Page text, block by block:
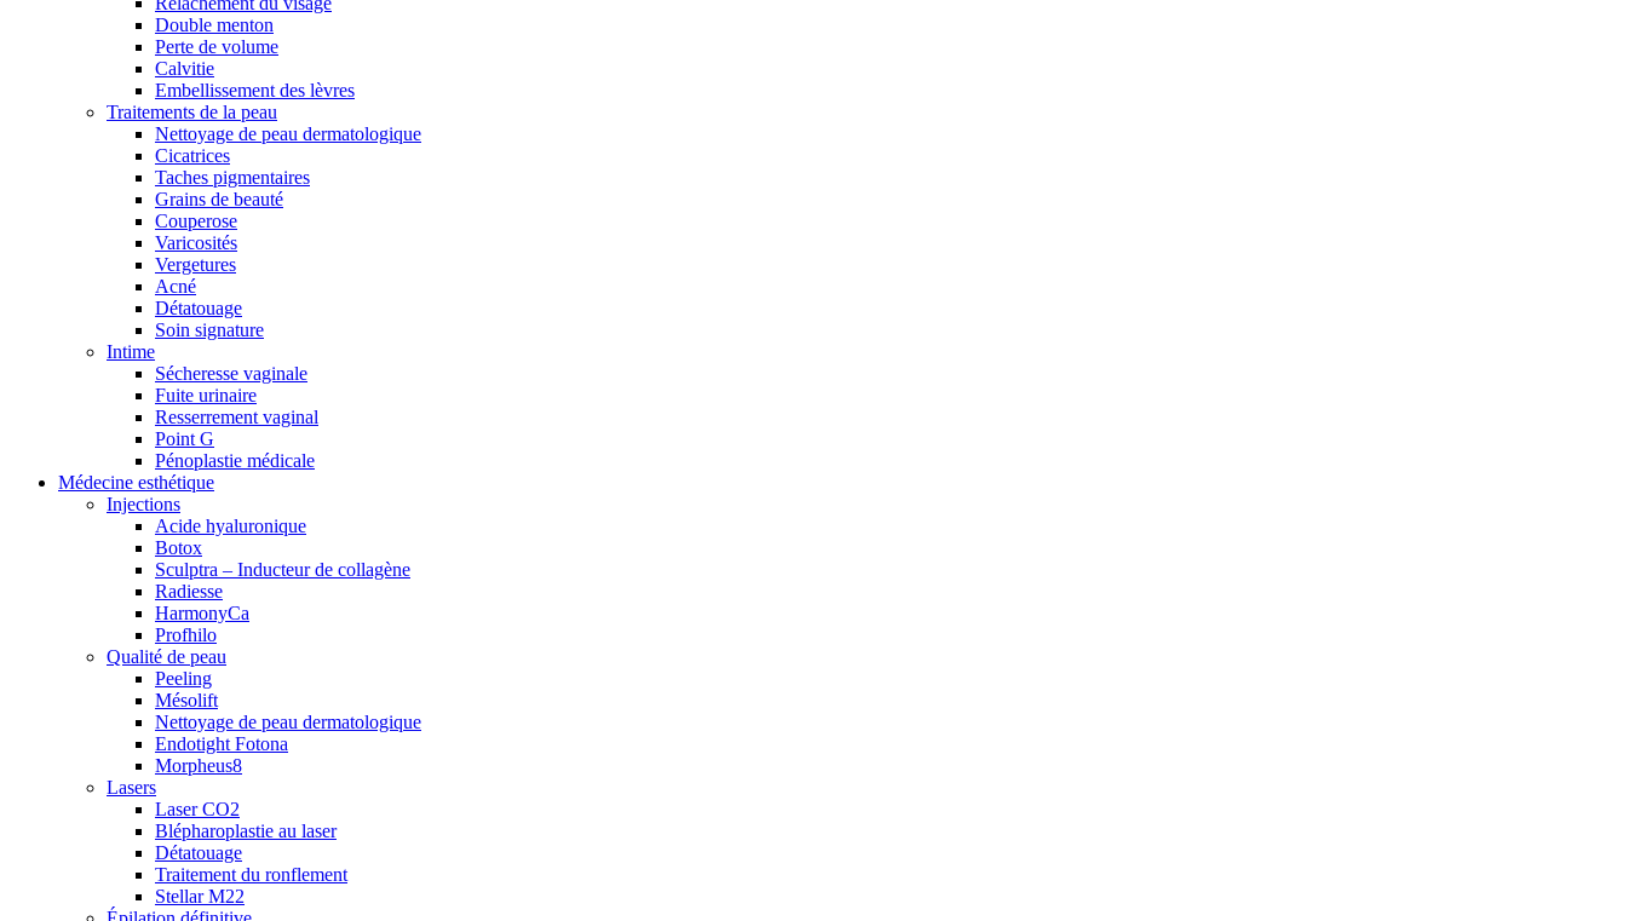
Double menton
Perte de volume
Calvitie
Embellissement des lèvres
Traitements de la peau
Nettoyage de peau dermatologique
Cicatrices
Taches pigmentaires
Grains de beauté
Couperose
Varicosités
Vergetures
Acné
Détatouage
Soin signature
Intime
Sécheresse vaginale
Fuite urinaire
Resserrement vaginal
Point G
Pénoplastie médicale
Médecine esthétique
Injections
Acide hyaluronique
Botox
Sculptra – Inducteur de collagène
Radiesse
HarmonyCa
Profhilo
Qualité de peau
Peeling
Mésolift
Nettoyage de peau dermatologique
Endotight Fotona
Morpheus8
Lasers
Laser CO2
Blépharoplastie au laser
Détatouage
Traitement du ronflement
Stellar M22